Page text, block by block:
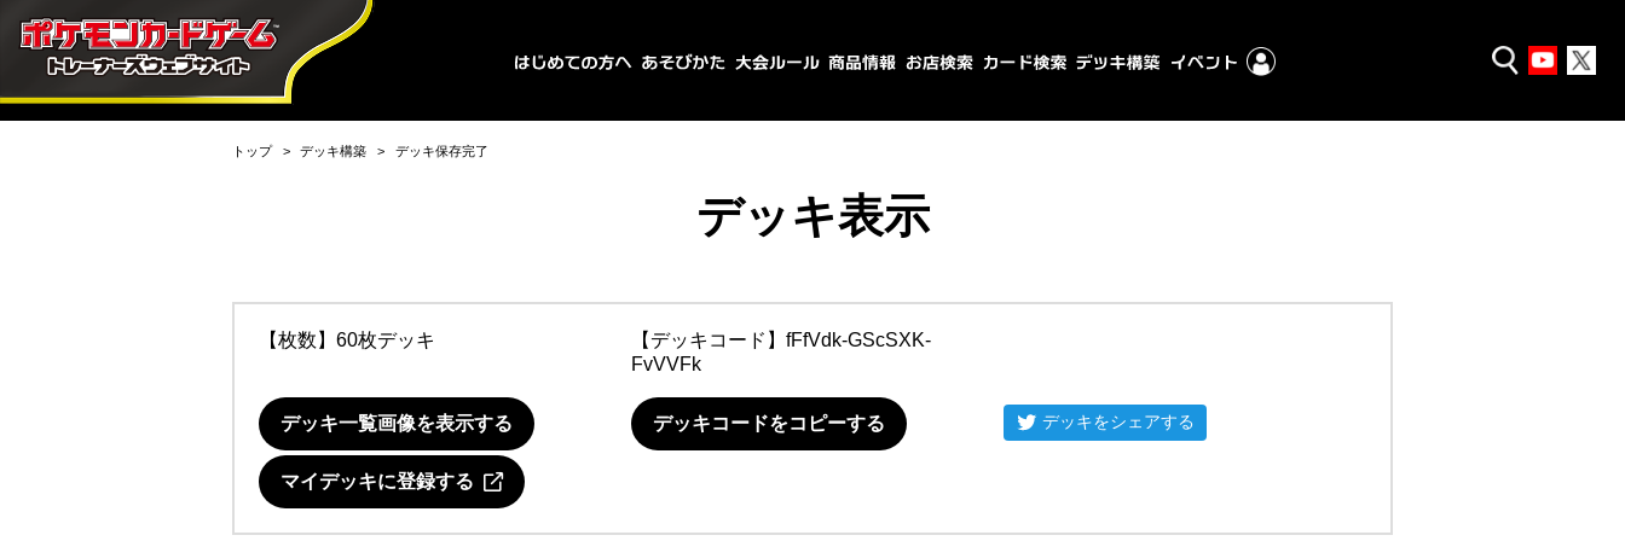
トップ デッキ構築 デッキ保存完了
デッキ表示
【枚数】60枚デッキ 【デッキコード】 fFfVdk-GScSXK-
FvVVFk
デッキ一覧画像を表示する デッキコードをコピーする デッキをシェアする
マイデッキに登録する